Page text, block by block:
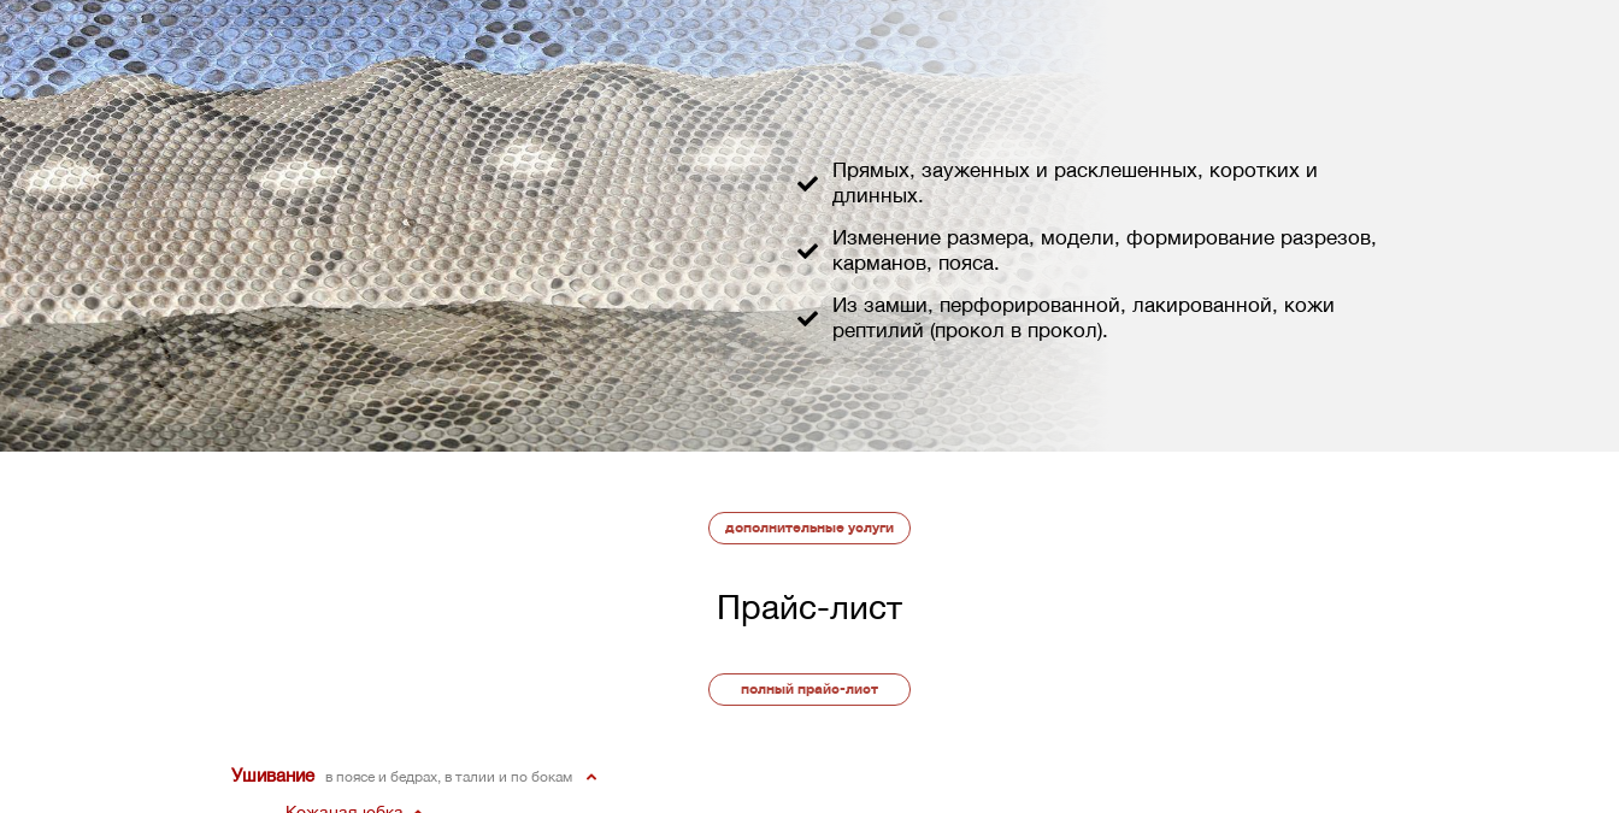
Прямых, зауженных и расклешенных, коротких и
длинных.
Изменение размера, модели, формирование разрезов,
карманов, пояса.
Из замши, перфорированной, лакированной, кожи
рептилий (прокол в прокол).
дополнительные услуги
Прайс-лист
полный прайс-лист
Ушивание в поясе и бедрах, в талии и по бокам